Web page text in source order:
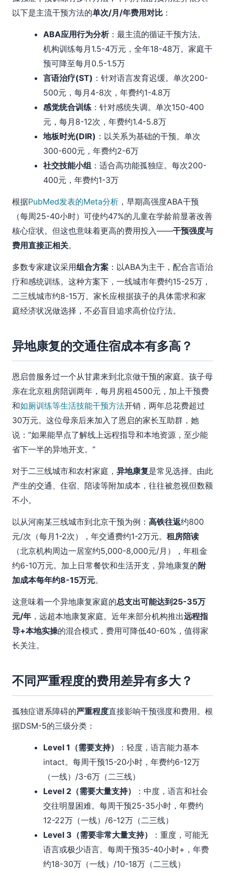
以下是主流干预方法的单次/月/年费用对比 ：
ABA应用行为分析：最主流的循证干预方法。
机构训练每月1.5-4万元，全年18-48万。家庭干
预可降至每月0.5-1.5万
言语治疗(ST) ：针对语言发育迟缓。单次200-
500元，每月4-8次，年费约1-4.8万
感觉统合训练 ：针对感统失调。单次150-400
元，每月8-12次，年费约1.4-5.8万
地板时光(DIR) ：以关系为基础的干预。单次
300-600元，年费约2-6万
社交技能小组 ：适合高功能孤独症。每次200-
400元，年费约1-3万
根据PubMed发表的Meta分析 ，早期高强度ABA干预
（每周25-40小时）可使约47%的儿童在学龄前显著改善
核心症状。但这也意味着更高的费用投入——干预强度与
费用直接正相关。
多数专家建议采用组合方案 ：以ABA为主干，配合言语治
疗和感统训练。这种方案下，一线城市年费约15-25万，
二三线城市约8-15万。家长应根据孩子的具体需求和家
庭经济状况做选择，不必盲目追求高价位疗法。
异地康复的交通住宿成本有多高？
恩启曾服务过一个从甘肃来到北京做干预的家庭。孩子母
亲在北京租房陪训两年，每月房租4500元，加上干预费
和如厕训练等生活技能干预方法开销，两年总花费超过
30万元。这位母亲后来加入了恩启的家长互助群，她
说：”如果能早点了解线上远程指导和本地资源，至少能
省下一半的异地开支。”
对于二三线城市和农村家庭， 异地康复是常见选择。由此
产生的交通、住宿、陪读等附加成本，往往被忽视但数额
不小。
以从河南某三线城市到北京干预为例： 高铁往返约800
元/次（每月1-2次），年交通费约1-2万元。 租房陪读
（北京机构周边一居室约5,000-8,000元/月），年租金
约6-10万元。加上日常餐饮和生活开支，异地康复的附
加成本每年约8-15万元。
这意味着一个异地康复家庭的总支出可能达到25-35万
元/年 ，远超本地康复家庭。近年来部分机构推出远程指
导+本地实操的混合模式，费用可降低40-60%，值得家
长关注。
不同严重程度的费用差异有多大？
孤独症谱系障碍的严重程度直接影响干预强度和费用。根
据DSM-5的三级分类：
Level 1（需要支持）
：轻度，语言能力基本
intact。每周干预15-20小时，年费约6-12万
（一线）/3-6万（二三线）
Level 2（需要大量支持）
：中度，语言和社会
交往明显困难。每周干预25-35小时，年费约
12-22万（一线）/6-12万（二三线）
Level 3（需要非常大量支持）
：重度，可能无
语言或极少语言。每周干预35-40小时+，年费
约18-30万（一线）/10-18万（二三线）